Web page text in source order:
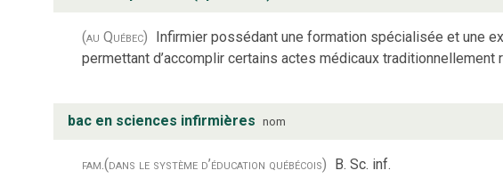
(au Québec) Infirmier possédant une formation spécialisée et une
permettant d’accomplir certains actes médicaux traditionnellement
bac en sciences infirmières nom
fam.(dans le système d’éducation québécois) B. Sc. inf.